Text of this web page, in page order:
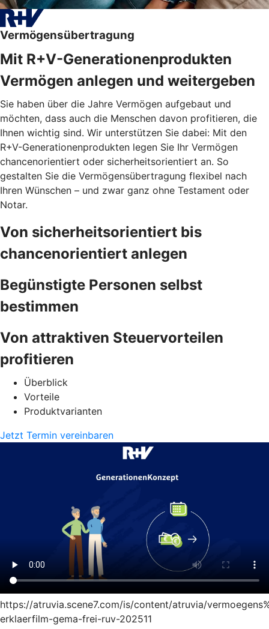
Vermögensübertragung
Mit R+V-Generationenprodukten
Vermögen anlegen und weitergeben
Sie haben über die Jahre Vermögen aufgebaut und
möchten, dass auch die Menschen davon profitieren, die
Ihnen wichtig sind. Wir unterstützen Sie dabei: Mit den
R+V-Generationenprodukten legen Sie Ihr Vermögen
chancenorientiert oder sicherheitsorientiert an. So
gestalten Sie die Vermögensübertragung flexibel nach
Ihren Wünschen – und zwar ganz ohne Testament oder
Notar.
Von sicherheitsorientiert bis
chancenorientiert anlegen
Begünstigte Personen selbst
bestimmen
Von attraktiven Steuervorteilen
profitieren
Überblick
Vorteile
Produktvarianten
Jetzt Termin vereinbaren
https://atruvia.scene7.com/is/content/atruvia/
erklaerfilm-gema-frei-ruv-202511